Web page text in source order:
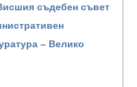
съдебен съвет
– Велико